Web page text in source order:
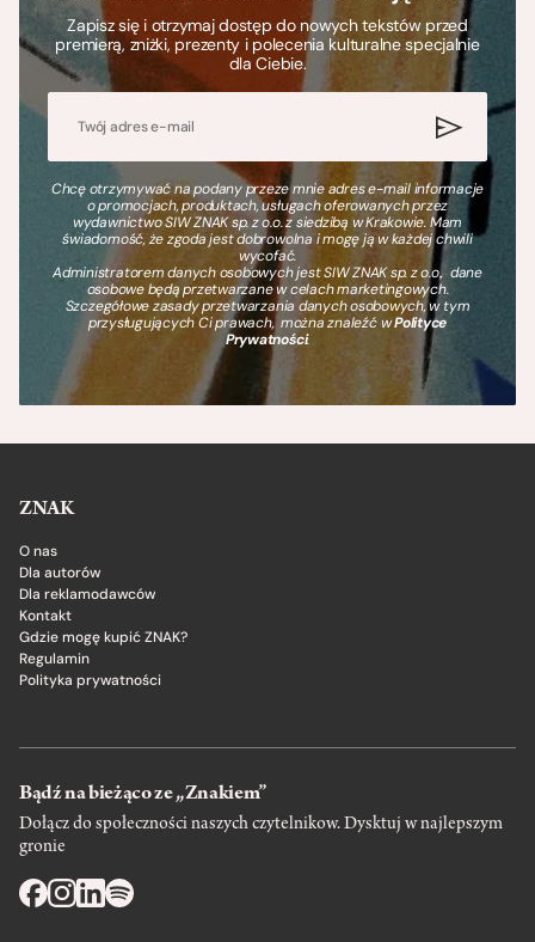
Zapisz się i otrzymaj dostęp do nowych tekstów przed
premierą, zniżki, prezenty i polecenia kulturalne specjalnie
dla Ciebie.
Chcę otrzymywać na podany przeze mnie adres e-mail informacje
o promocjach, produktach, usługach oferowanych przez
wydawnictwo SIW ZNAK sp. z o.o. z siedzibą w Krakowie. Mam
świadomość, że zgoda jest dobrowolna i mogę ją w każdej chwili
wycofać.
Administratorem danych osobowych jest SIW ZNAK sp. z o.o., dane
osobowe będą przetwarzane w celach marketingowych.
Szczegółowe zasady przetwarzania danych osobowych, w tym
przysługujących Ci prawach, można znaleźć wPolityce
Prywatności.
ZNAK
O nas
Dla autorów
Dla reklamodawców
Kontakt
Gdzie mogę kupić ZNAK?
Regulamin
Polityka prywatności
Bądź na bieżąco ze „Znakiem”
Dołącz do społeczności naszych czytelnikow. Dysktuj w najlepszym
gronie